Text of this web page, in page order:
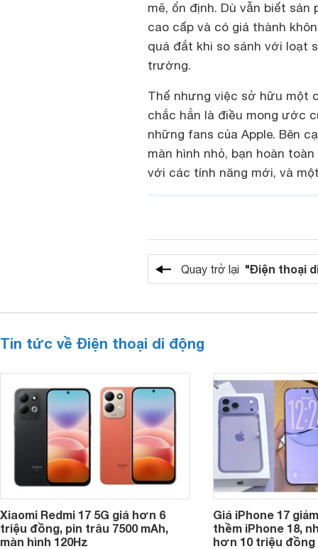
mẽ, ổn định. Dù vẫn biết sản
cao cấp và có giá thành
quá đắt khi so sánh với loạt
trường.
Thế nhưng việc sở hữu một
chắc hẳn là điều mong ước
những fans của Apple. Bên
màn hình nhỏ, bạn hoàn
với các tính năng mới, và
Quay trở lại "Điện thoại
Tin tức về Điện thoại di động
Xiaomi Redmi 17 5G giá hơn 6
triệu đồng, pin trâu 7500 mAh,
màn hình 120Hz
Giá iPhone 17
thềm iPhone 18,
hơn 10 triệu đồng